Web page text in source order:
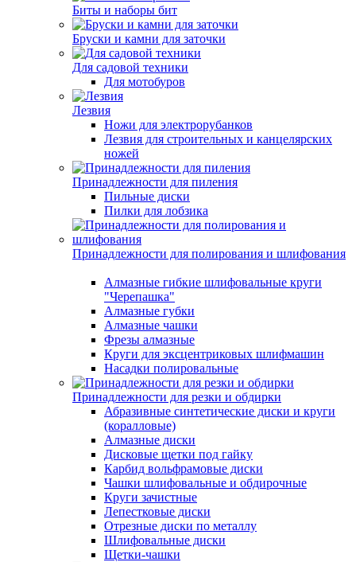
Биты и наборы бит
Бруски и камни для заточки
Для садовой техники
Для мотобуров
Лезвия
Ножи для электрорубанков
Лезвия для строительных и канцелярских
ножей
Принадлежности для пиления
Пильные диски
Пилки для лобзика
Принадлежности для полирования и шлифования
Алмазные гибкие шлифовальные круги
"Черепашка"
Алмазные губки
Алмазные чашки
Фрезы алмазные
Круги для эксцентриковых шлифмашин
Насадки полировальные
Принадлежности для резки и обдирки
Абразивные синтетические диски и круги
(коралловые)
Алмазные диски
Дисковые щетки под гайку
Карбид вольфрамовые диски
Чашки шлифовальные и обдирочные
Круги зачистные
Лепестковые диски
Отрезные диски по металлу
Шлифовальные диски
Щетки-чашки